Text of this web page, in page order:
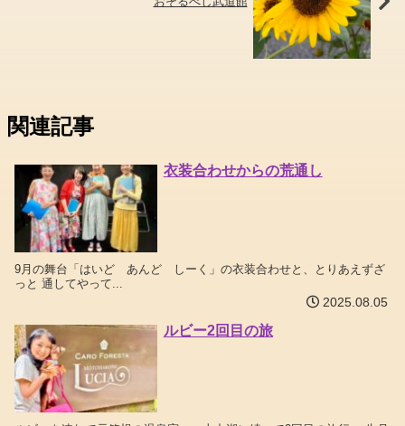
関連記事
衣装合わせからの荒通し
9月の舞台「はいど あんど しーく」の衣装合わせと、とりあえずざ
っと 通してやって...
2025.08.05
ルビー2回目の旅